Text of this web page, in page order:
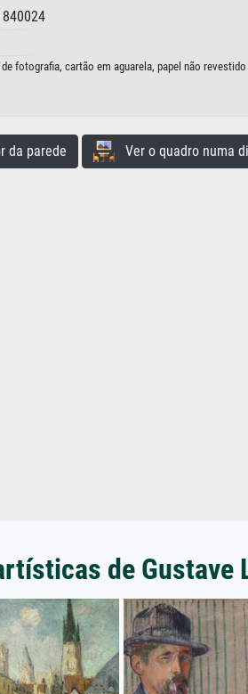
fotografia, cartão em aguarela, papel não
da parede Ver o quadro numa
de Gustave